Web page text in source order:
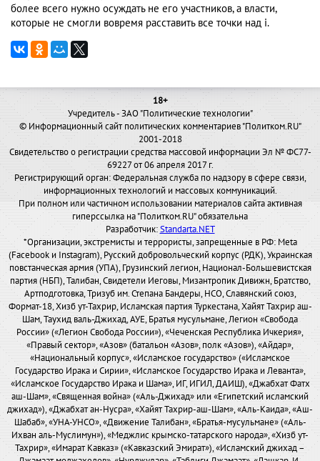
более всего нужно осуждать не его участников, а власти,
которые не смогли вовремя расставить все точки над i.
18+
Учредитель - ЗАО "Политические технологии"
© Информационный сайт политических комментариев "Политком.RU"
2001-2018
Свидетельство о регистрации средства массовой информации Эл № ФС77-
69227 от 06 апреля 2017 г.
Регистрирующий орган: Федеральная служба по надзору в сфере связи,
информационных технологий и массовых коммуникаций.
При полном или частичном использовании материалов сайта активная
гиперссылка на "Политком.RU" обязательна
Разработчик:Standarta.NET
*Организации, экстремисты и террористы, запрещенные в РФ: Meta
(Facebook и Instagram), Русский добровольческий корпус (РДК), Украинская
повстанческая армия (УПА), Грузинский легион, Национал-Большевистская
партия (НБП), Талибан, Свидетели Иеговы, Мизантропик Дивижн, Братство,
Артподготовка, Тризуб им. Степана Бандеры, НСО, Славянский союз,
Формат-18, Хизб ут-Тахрир, Исламская партия Туркестана, Хайят Тахрир аш-
Шам, Таухид валь-Джихад, АУЕ, Братья мусульмане, Легион «Свобода
России» («Легион Свобода России»), «Чеченская Республика Ичкерия»,
«Правый сектор», «Азов» (батальон «Азов», полк «Азов»), «Айдар»,
«Национальный корпус», «Исламское государство» («Исламское
Государство Ирака и Сирии», «Исламское Государство Ирака и Леванта»,
«Исламское Государство Ирака и Шама», ИГ, ИГИЛ, ДАИШ), «Джабхат Фатх
аш-Шам», «Священная война» («Аль-Джихад» или «Египетский исламский
джихад»), «Джабхат ан-Нусра», «Хайят Тахрир-аш-Шам», «Аль-Каида», «Аш-
Шабаб», «УНА-УНСО», «Движение Талибан», «Братья-мусульмане» («Аль-
Ихван аль-Муслимун»), «Меджлис крымско-татарского народа», «Хизб ут-
Тахрир», «Имарат Кавказ» («Кавказский Эмират»), «Исламский джихад –